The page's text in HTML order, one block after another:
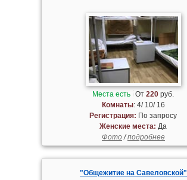
Места есть От220 руб.
Комнаты: 4/ 10/ 16
Регистрация: По запросу
Женские места: Да
Фото/подробнее
"Общежитие на Савеловской"